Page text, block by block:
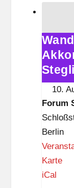
t
g
i
t
z
„600
im
10.
Forum
Berlin
KarteF
iCal